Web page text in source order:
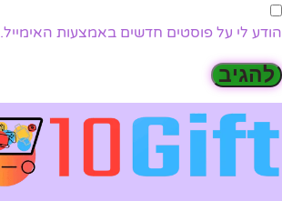
הודע לי על פוסטים חדשים באמצעות האימייל.